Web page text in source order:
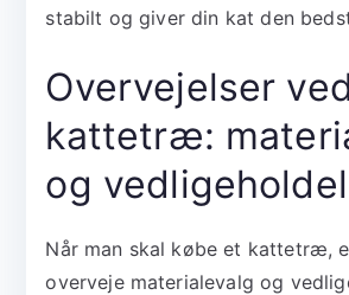
stabilt og giver din kat den
Overvejelser
kattetræ:
og
Når man skal købe et kattetræ,
overveje materialevalg og